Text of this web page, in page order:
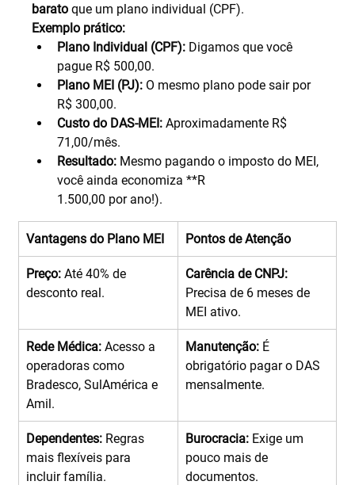
barato que um plano individual (CPF).
Exemplo prático:
Plano Individual (CPF): Digamos que você
pague R$ 500,00.
Plano MEI (PJ): O mesmo plano pode sair por
R$ 300,00.
Custo do DAS-MEI: Aproximadamente R$
71,00/mês.
Resultado: Mesmo pagando o imposto do MEI,
você ainda economiza **R
1.500,00 por ano!).
Vantagens do Plano MEI Pontos de Atenção
Preço: Até 40% de
desconto real.
Carência de CNPJ:
Precisa de 6 meses de
MEI ativo.
Rede Médica: Acesso a
operadoras como
Bradesco, SulAmérica e
Amil.
Manutenção: É
obrigatório pagar o DAS
mensalmente.
Dependentes: Regras
mais flexíveis para
incluir família.
Burocracia: Exige um
pouco mais de
documentos.